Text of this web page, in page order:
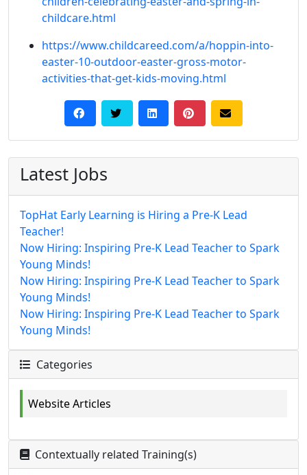
childcare.html
https://www.childcareed.com/a/hoppin-into-
easter-10-outdoor-easter-gross-motor-
activities-that-get-kids-moving.html
Latest Jobs
TopHat Early Learning is Hiring a Pre-K Lead
Teacher!
Now Hiring: Inspiring Pre-K Lead Teacher to Spark
Young Minds!
Now Hiring: Inspiring Pre-K Lead Teacher to Spark
Young Minds!
Now Hiring: Inspiring Pre-K Lead Teacher to Spark
Young Minds!
Categories
Website Articles
Contextually related Training(s)